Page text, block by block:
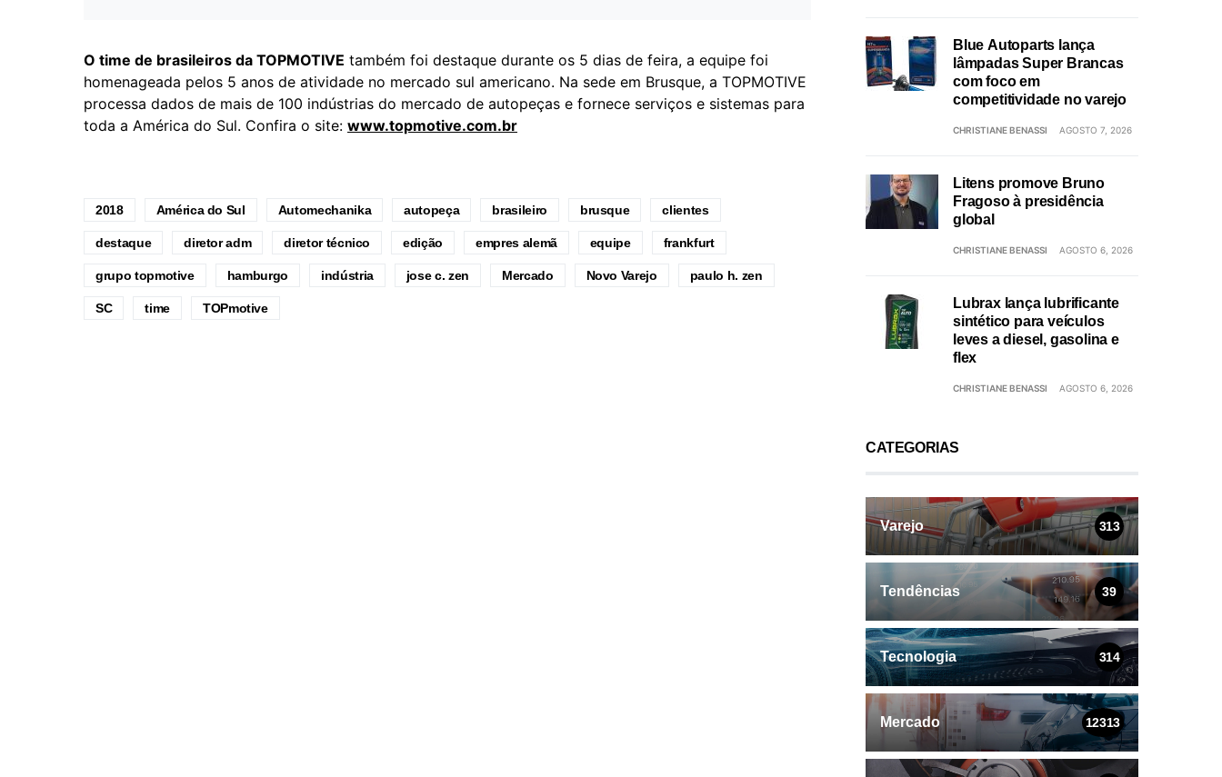
O time de brasileiros da TOPMOTIVE também foi destaque durante os 5 dias de feira, a equipe foi
homenageada pelos 5 anos de atividade no mercado sul americano. Na sede em Brusque, a TOPMOTIVE
processa dados de mais de 100 indústrias do mercado de autopeças e fornece serviços e sistemas para
toda a América do Sul. Confira o site: www.topmotive.com.br
2018 América do Sul Automechanika autopeça brasileiro brusque clientes
destaque diretor adm diretor técnico edição empres alemã equipe frankfurt
grupo topmotive hamburgo indústria jose c. zen Mercado Novo Varejo paulo h. zen
SC time TOPmotive
Blue Autoparts lança
lâmpadas Super Brancas
com foco em
competitividade no varejo
CHRISTIANE BENASSI AGOSTO 7, 2026
Litens promove Bruno
Fragoso à presidência
global
CHRISTIANE BENASSI AGOSTO 6, 2026
Lubrax lança lubrificante
sintético para veículos
leves a diesel, gasolina e
flex
CHRISTIANE BENASSI AGOSTO 6, 2026
CATEGORIAS
Varejo 313
Tendências 39
Tecnologia 314
Mercado 12313